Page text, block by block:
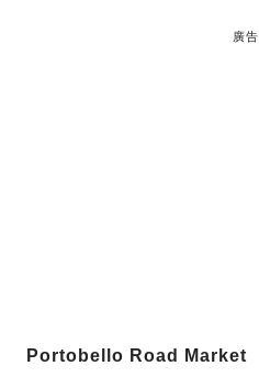
廣告
Portobello Road Market